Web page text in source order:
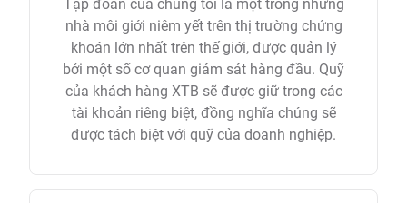
nhà môi giới niêm yết trên thị trường chứng
khoán lớn nhất trên thế giới, được quản lý
bởi một số cơ quan giám sát hàng đầu. Quỹ
của khách hàng XTB sẽ được giữ trong các
tài khoản riêng biệt, đồng nghĩa chúng sẽ
được tách biệt với quỹ của doanh nghiệp.